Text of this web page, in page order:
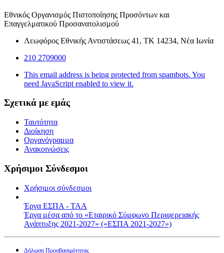
Εθνικός Οργανισμός Πιστοποίησης Προσόντων και
Επαγγελματικού Προσανατολισμού
Λεωφόρος Εθνικής Αντιστάσεως 41, ΤΚ 14234, Νέα Ιωνία
210 2709000
This email address is being protected from spambots. You
need JavaScript enabled to view it.
Σχετικά με εμάς
Ταυτότητα
Διοίκηση
Οργανόγραμμα
Ανακοινώσεις
Χρήσιμοι Σύνδεσμοι
Χρήσιμοι σύνδεσμοι
Έργα ΕΣΠΑ - ΤΑΑ
Έργα μέσα από το «Εταιρικό Σύμφωνο Περιφερειακής
Ανάπτυξης 2021-2027» («ΕΣΠΑ 2021-2027»)
Δήλωση Προσβασιμότητας